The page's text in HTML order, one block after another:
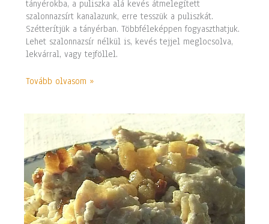
tányérokba, a puliszka alá kevés átmelegített
szalonnazsírt kanalazunk, erre tesszük a puliszkát.
Szétterítjük a tányérban. Többféleképpen fogyaszthatjuk.
Lehet szalonnazsír nélkül is, kevés tejjel meglocsolva,
lekvárral, vagy tejföllel.
Tovább olvasom »